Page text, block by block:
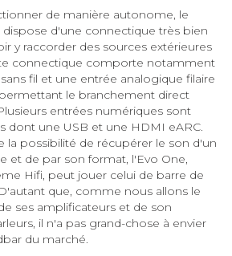
de manière autonome, le
d'une connectique très bien
y raccorder des sources extérieures
connectique comporte notamment
fil et une entrée analogique filaire
le branchement direct
entrées numériques sont
dont une USB et une HDMI eARC.
la possibilité de récupérer le son d'un
et de par son format, l'Evo One,
Hifi, peut jouer celui de barre de
que, comme nous allons le
ses amplificateurs et de son
il n'a pas grand-chose à envier
du marché.